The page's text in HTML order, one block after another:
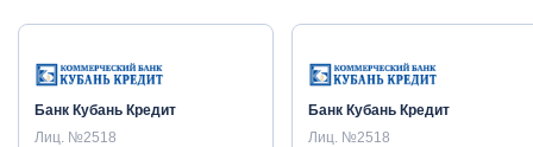
Банк Кубань Кредит
Лиц. №2518
Банк Кубань Кредит
Лиц. №2518